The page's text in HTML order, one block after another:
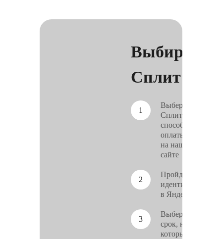
Выбирайте
Сплит
Выберите
Сплит в
способах
оплаты
на нашем
сайте
Пройдите
идентификацию
в Яндекс ID
Выберите
срок, на
который